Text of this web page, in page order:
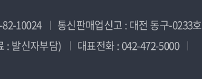
10024
통신판매업신고 : 대전 동구-0233호
: 발신자부담)
대표전화 : 042-472-5000